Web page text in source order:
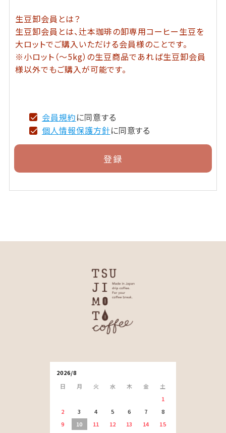
生豆卸会員とは？
生豆卸会員とは、辻本珈琲の卸専用コーヒー生豆を
大ロットでご購入いただける会員様のことです。
※小ロット（～5kg）の生豆商品であれば生豆卸会員
様以外でもご購入が可能です。
会員規約に同意する
個人情報保護方針に同意する
登録
2026/8
日
月 火 水 木 金
土
1
2
3 4 5 6 7
8
9
10 11 12 13 14
15